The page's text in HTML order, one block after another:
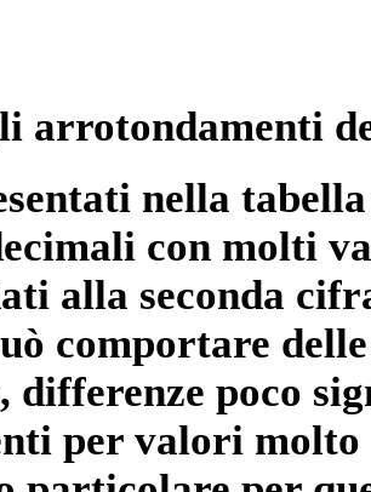
arrotondamenti
nella
con molti
alla seconda
comportare
differenze poco
per valori